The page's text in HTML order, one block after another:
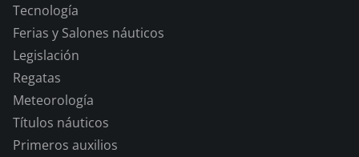
Tecnología
Ferias y Salones náuticos
Legislación
Regatas
Meteorología
Títulos náuticos
Primeros auxilios